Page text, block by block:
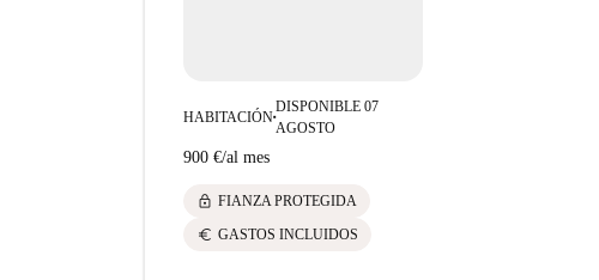
HABITACIÓN■
DISPONIBLE 07
AGOSTO
900 €/al mes
lock FIANZA PROTEGIDA
euro GASTOS INCLUIDOS